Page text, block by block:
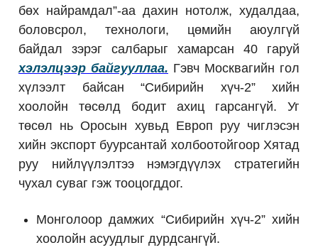
бөх найрамдал”-аа дахин нотолж, худалдаа,
боловсрол, технологи, цөмийн аюулгүй
байдал зэрэг салбарыг хамарсан 40 гаруй
хэлэлцээр байгууллаа. Гэвч Москвагийн гол
хүлээлт байсан “Сибирийн хүч-2” хийн
хоолойн төсөлд бодит ахиц гарсангүй. Уг
төсөл нь Оросын хувьд Европ руу чиглэсэн
хийн экспорт буурсантай холбоотойгоор Хятад
руу нийлүүлэлтээ нэмэгдүүлэх стратегийн
чухал суваг гэж тооцогддог.
Монголоор дамжих “Сибирийн хүч-2” хийн
хоолойн асуудлыг дурдсангүй.